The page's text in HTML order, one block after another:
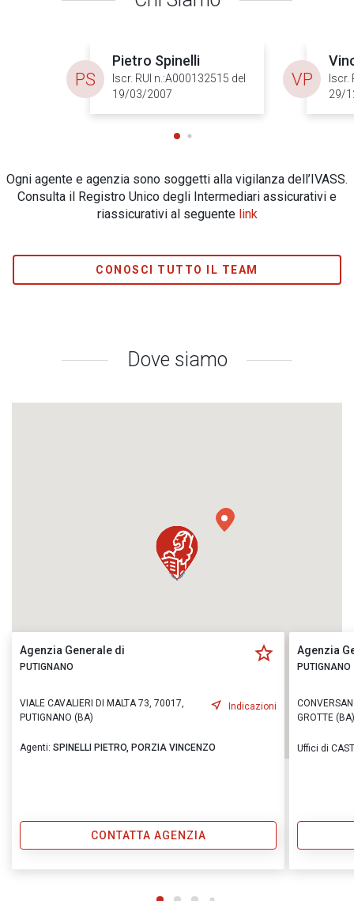
Pietro Spinelli
Iscr. RUI n.:A000132515 del
19/03/2007
PS
Iscr.
29/
VP
Ogni agente e agenzia sono soggetti alla vigilanza dell’IVASS.
Consulta il Registro Unico degli Intermediari assicurativi e
riassicurativi al seguente link
CONOSCI TUTTO IL TEAM
Dove siamo
Agenzia Generale di
PUTIGNANO
VIALE CAVALIERI DI MALTA 73, 70017,
PUTIGNANO (BA)
Indicazioni
Agenti: SPINELLI PIETRO, PORZIA VINCENZO
CONTATTA AGENZIA
Agenzia
PUTIGNANO
GROTTE (BA)
Uffici di